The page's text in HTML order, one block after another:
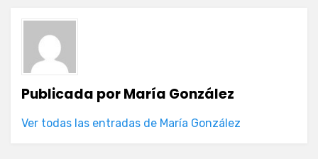
Publicada porMaría González
Ver todas las entradas de María González